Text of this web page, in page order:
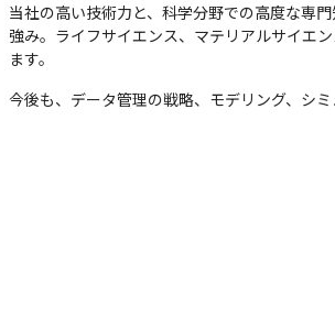
当社の高い技術力と、科学分野での高度な専
強み。ライフサイエンス、マテリアルサイエ
ます。
今後も、データ管理の戦略、モデリング、シ